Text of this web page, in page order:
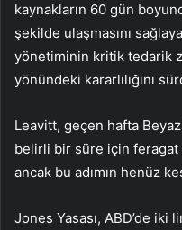
kaynakların 60 gün
şekilde ulaşmasını
yönetiminin kritik tedarik
yönündeki kararlılığını
Leavitt, geçen hafta Beyaz
belirli bir süre için
ancak bu adımın henüz
Jones Yasası, ABD’de iki